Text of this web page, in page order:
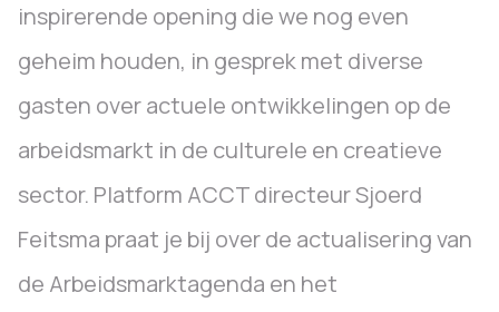
inspirerende opening die we nog even
geheim houden, in gesprek met diverse
gasten over actuele ontwikkelingen op de
arbeidsmarkt in de culturele en creatieve
sector. Platform ACCT directeur Sjoerd
Feitsma praat je bij over de actualisering van
de Arbeidsmarktagenda en het